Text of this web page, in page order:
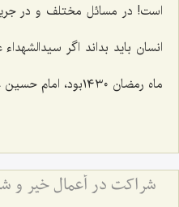
است! در مسائل مختلف و در
انسان باید بداند اگر
ماه رمضان ١٤٣٠بود، امام حسین علیه‌السّلام چه می‌کرد؟!